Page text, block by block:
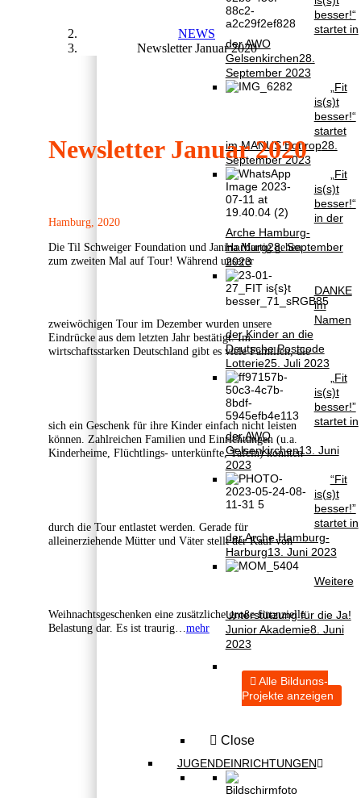
besser!“
startet in
der AWO
Gelsenkirchen28.
September 2023
„Fit
is(s)t
besser!“
startet
im MANUS Bottrop28.
September 2023
„Fit
is(s)t
besser!“
in der
Arche Hamburg-
Harburg28. September
2023
DANKE
im
Namen
der Kinder an die
Deutsche Postcode
Lotterie25. Juli 2023
„Fit
is(s)t
besser!”
startet in
der AWO
Gelsenkirchen13. Juni
2023
“Fit
is(s)t
besser!”
startet in
der Arche Hamburg-
Harburg13. Juni 2023
Weitere
Unterstützung für die Ja!
Junior Akademie8. Juni
2023
Alle Bildungs-
Projekte anzeigen
Close
JUGENDEINRICHTUNGEN
NEWS
Newsletter Januar 2020
Newsletter Januar 2020
Hamburg, 2020
Die Til Schweiger Foundation und Janina Martig gehen
zum zweiten Mal auf Tour! Während unserer
zweiwöchigen Tour im Dezember wurden unsere
Eindrücke aus dem letzten Jahr bestätigt. Im
wirtschaftsstarken Deutschland gibt es viele Familien, die
sich ein Geschenk für ihre Kinder einfach nicht leisten
können. Zahlreichen Familien und Einrichtungen (u.a.
Kinderheime, Flüchtlings- unterkünfte, Tafeln) konnten
durch die Tour entlastet werden. Gerade für
alleinerziehende Mütter und Väter stellt der Kauf von
Weihnachtsgeschenken eine zusätzliche große finanzielle
Belastung dar. Es ist traurig… mehr